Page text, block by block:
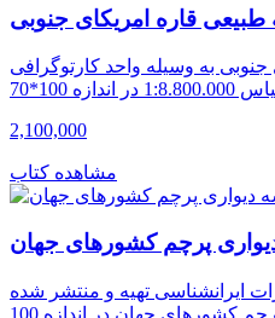
قاره امریکای جنوبی
به وسیله واحد کارتوگرافی
2,100,000
مشاهده کتاب
پرچم کشورهای جهان
ایرانشناسی تهیه و منتشر شده